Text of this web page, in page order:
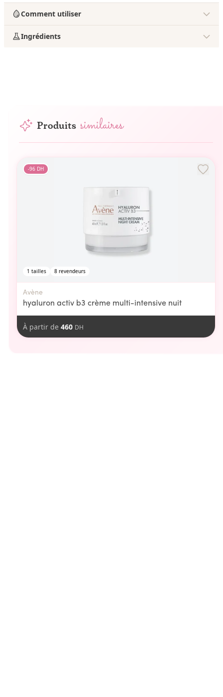
Comment utiliser
Ingrédients
Produits similaires
-96DH
1 tailles 8revendeurs
Avène
hyaluron activ b3 crème multi-intensive nuit
À partir de 460 DH